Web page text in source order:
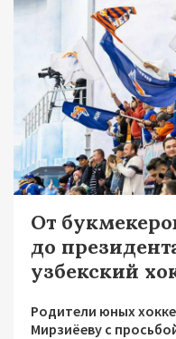
От
до
узбекский
Родители юных
Мирзиёеву с